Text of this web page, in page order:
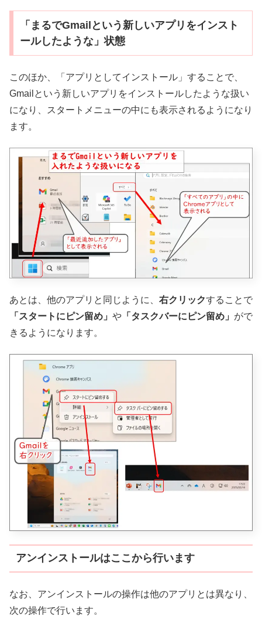
「まるでGmailという新しいアプリをインスト
ールしたような」状態
このほか、「アプリとしてインストール」することで、
Gmailという新しいアプリをインストールしたような扱い
になり、スタートメニューの中にも表示されるようになり
ます。
あとは、他のアプリと同じように、 右クリックすることで
「スタートにピン留め」 や 「タスクバーにピン留め」 がで
きるようになります。
アンインストールはここから行います
なお、アンインストールの操作は他のアプリとは異なり、
次の操作で行います。